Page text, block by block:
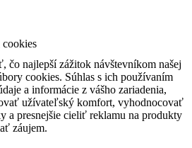
cookies
čo najlepší zážitok návštevníkom našej
cookies. Súhlas s ich používaním
a informácie z vášho zariadenia,
užívateľský komfort, vyhodnocovať
a presnejšie cieliť reklamu na produkty
záujem.